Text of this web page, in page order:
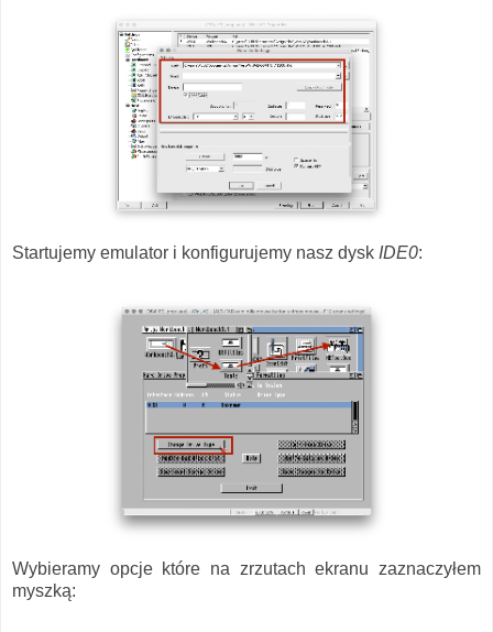
Startujemy emulator i konfigurujemy nasz dysk IDE0:
Wybieramy opcje które na zrzutach ekranu zaznaczyłem
myszką: